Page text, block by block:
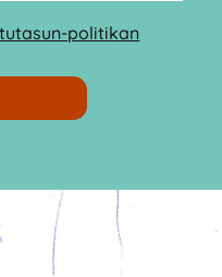
politikan